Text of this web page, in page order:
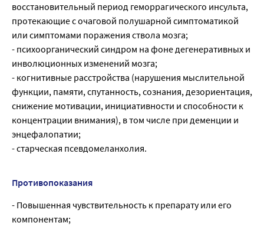
восстановительный период геморрагического инсульта,
протекающие с очаговой полушарной симптоматикой
или симптомами поражения ствола мозга;
- психоорганический синдром на фоне дегенеративных и
инволюционных изменений мозга;
- когнитивные расстройства (нарушения мыслительной
функции, памяти, спутанность, сознания, дезориентация,
снижение мотивации, инициативности и способности к
концентрации внимания), в том числе при деменции и
энцефалопатии;
- старческая псевдомеланхолия.
Противопоказания
- Повышенная чувствительность к препарату или его
компонентам;